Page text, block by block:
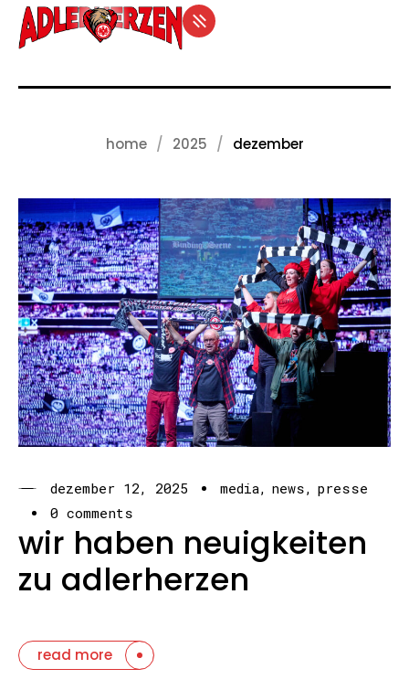
home 2025 dezember
dezember 12, 2025 media news
presse
0 comments
wir haben neuigkeiten
zu adlerherzen
read more